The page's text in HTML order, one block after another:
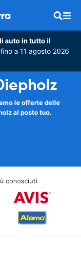
auto in tutto il
a 11 agosto 2026
le offerte delle
al posto tuo.
conosciuti